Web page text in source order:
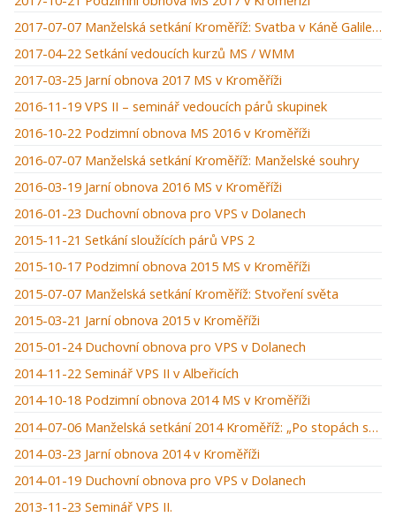
2017-07-07 Manželská setkání Kroměříž: Svatba v Káně Galilejské
2017-04-22 Setkání vedoucích kurzů MS / WMM
2017-03-25 Jarní obnova 2017 MS v Kroměříži
2016-11-19 VPS II – seminář vedoucích párů skupinek
2016-10-22 Podzimní obnova MS 2016 v Kroměříži
2016-07-07 Manželská setkání Kroměříž: Manželské souhry
2016-03-19 Jarní obnova 2016 MS v Kroměříži
2016-01-23 Duchovní obnova pro VPS v Dolanech
2015-11-21 Setkání sloužících párů VPS 2
2015-10-17 Podzimní obnova 2015 MS v Kroměříži
2015-07-07 Manželská setkání Kroměříž: Stvoření světa
2015-03-21 Jarní obnova 2015 v Kroměříži
2015-01-24 Duchovní obnova pro VPS v Dolanech
2014-11-22 Seminář VPS II v Albeřicích
2014-10-18 Podzimní obnova 2014 MS v Kroměříži
2014-07-06 Manželská setkání 2014 Kroměříž: „Po stopách starého zákona“
2014-03-23 Jarní obnova 2014 v Kroměříži
2014-01-19 Duchovní obnova pro VPS v Dolanech
2013-11-23 Seminář VPS II.